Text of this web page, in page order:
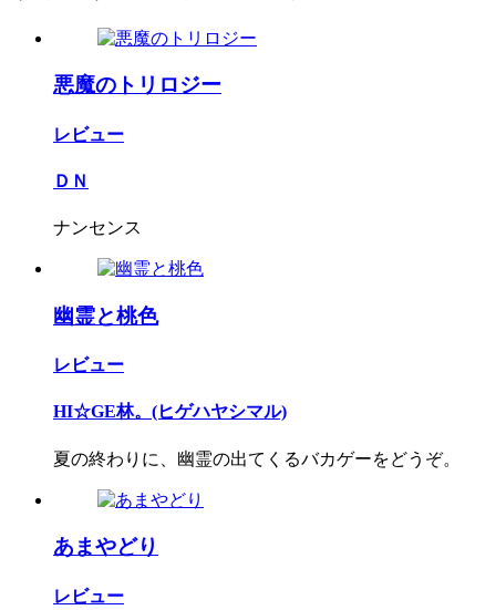
悪魔のトリロジー
レビュー
ＤＮ
ナンセンス
幽霊と桃色
レビュー
HI☆GE林。(ヒゲハヤシマル)
夏の終わりに、幽霊の出てくるバカゲーをどうぞ。
あまやどり
レビュー